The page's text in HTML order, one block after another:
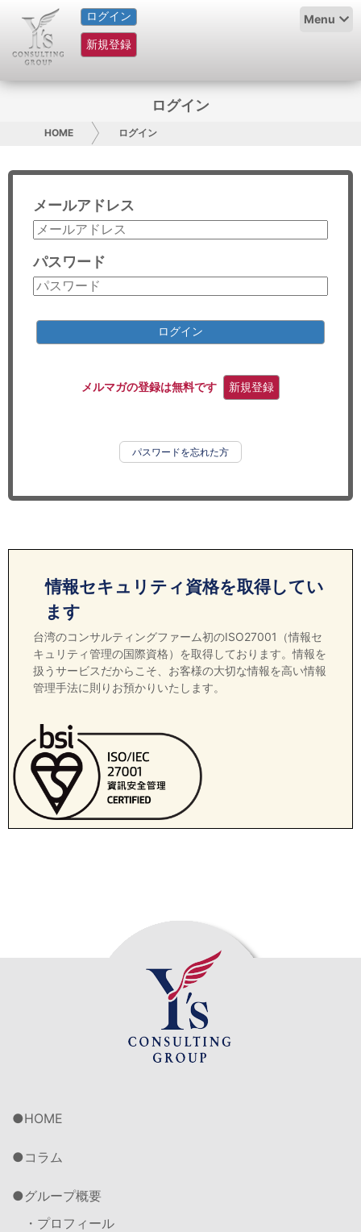
ログイン
新規登録
Menu
HOME
サービス紹介
グループ概要
採用情報
お問い合わせ
コンサルティング
リサーチ
ログイン
HOME ログイン
メールアドレス
パスワード
ログイン
メルマガの登録は無料です 新規登録
パスワードを忘れた方
情報セキュリティ資格を取得してい
ます
台湾のコンサルティングファーム初のISO27001（情報セ
キュリティ管理の国際資格）を取得しております。情報を
扱うサービスだからこそ、お客様の大切な情報を高い情報
管理手法に則りお預かりいたします。
HOME
コラム
グループ概要
・プロフィール